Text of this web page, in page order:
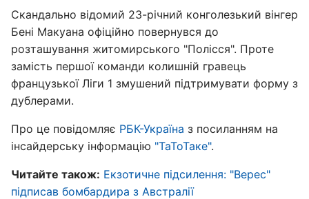
Скандально відомий 23-річний конголезький вінгер
Бені Макуана офіційно повернувся до
розташування житомирського "Полісся". Проте
замість першої команди колишній гравець
французької Ліги 1 змушений підтримувати форму з
дублерами.
Про це повідомляє РБК-Україна з посиланням на
інсайдерську інформацію "ТаТоТаке".
Читайте також: Екзотичне підсилення: "Верес"
підписав бомбардира з Австралії